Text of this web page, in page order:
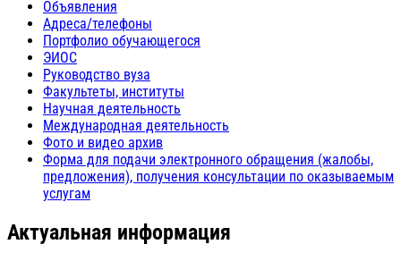
Объявления
Адреса/телефоны
Портфолио обучающегося
ЭИОС
Руководство вуза
Факультеты, институты
Научная деятельность
Международная деятельность
Фото и видео архив
Форма для подачи электронного обращения (жалобы,
предложения), получения консультации по оказываемым
услугам
Актуальная информация